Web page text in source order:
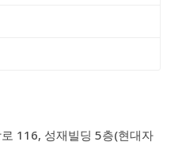
116, 성재빌딩 5층(현대자